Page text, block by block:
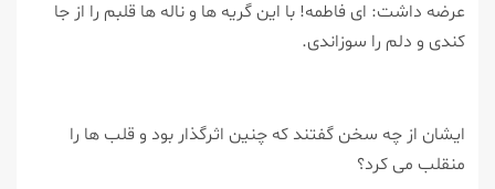
عرضه داشت: ای فاطمه! با این گریه ها و ناله ها قلبم را از جا
كندی و دلم را سوزاندی.
ایشان از چه سخن گفتند كه چنین اثرگذار بود و قلب ها را
منقلب می كرد؟